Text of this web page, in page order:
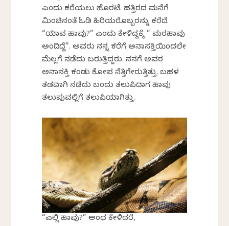
ಎಂದು ಕರೆಯಲು ಹೊರಟೆ. ಹತ್ತಿರದ ಮನೆಗೆ
ಮಿಂಚಿನಂತೆ ಓಡಿ ಹಿರಿಯರೊಬ್ಬರನ್ನು ಕರೆದೆ.
“ಯಾವ ಹಾವು?” ಎಂದು ಕೇಳಿದ್ದಕ್ಕೆ ” ಮರಹಾವು
ಅಂದಿದ್ದೆ”. ಅವರು ನನ್ನ ಕರೆಗೆ ಅನಾಸಕ್ತಿಯಿಂದಲೇ
ಮೆಲ್ಲಗೆ ನಡೆದು ಬರುತ್ತಿದ್ದರು. ನನಗೆ ಅವರ
ಅನಾಸಕ್ತಿ ಕಂಡು ಕೋಪ ನೆತ್ತಿಗೇರುತ್ತಿತ್ತು. ಬಹಳ
ತಡವಾಗಿ ನಡೆದು ಬಂದು ತಲುಪಿದಾಗ ಹಾವು
ತಲುಪುವಲ್ಲಿಗೆ ತಲುಪಿಯಾಗಿತ್ತು.
“ಎಲ್ಲಿ ಹಾವು?” ಅಂಥ ಕೇಳಿದರೆ,